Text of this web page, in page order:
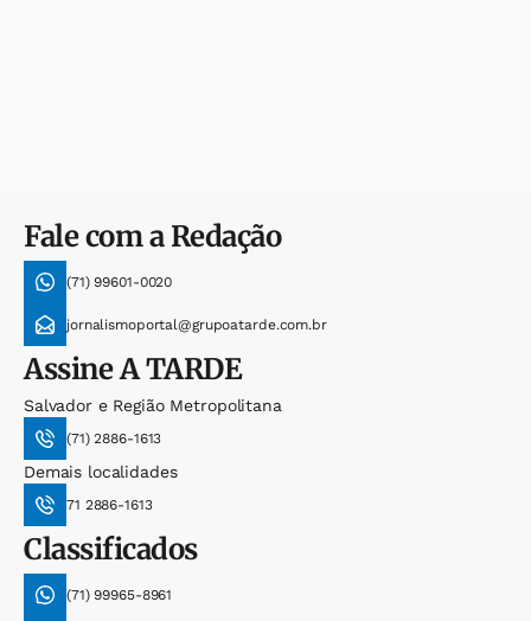
Fale com a Redação
(71) 99601-0020
jornalismoportal@grupoatarde.com.br
AssineA TARDE
Salvador e Região Metropolitana
(71) 2886-1613
Demais localidades
71 2886-1613
Classificados
(71) 99965-8961